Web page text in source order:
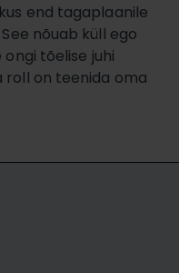
end tagaplaanile
nõuab küll ego
tõelise juhi
on teenida oma